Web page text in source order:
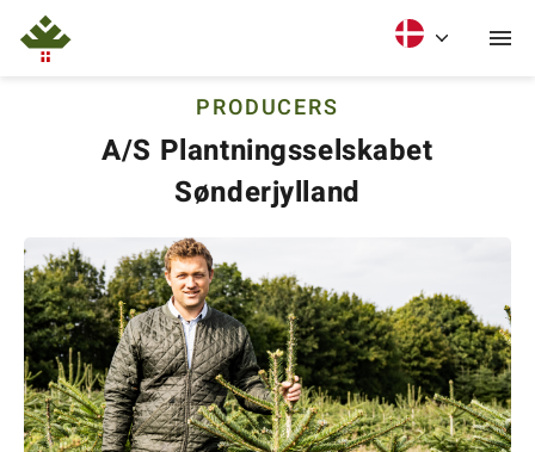
PRODUCERS
A/S Plantningsselskabet
Sønderjylland